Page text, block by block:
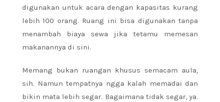
digunakan untuk acara dengan kapasitas kurang
lebih 100 orang. Ruang ini bisa digunakan tanpa
menambah biaya sewa jika tetamu memesan
makanannya di sini.
Memang bukan ruangan khusus semacam aula,
sih. Namun tempatnya ngga kalah memadai dan
bikin mata lebih segar. Bagaimana tidak segar, ya.